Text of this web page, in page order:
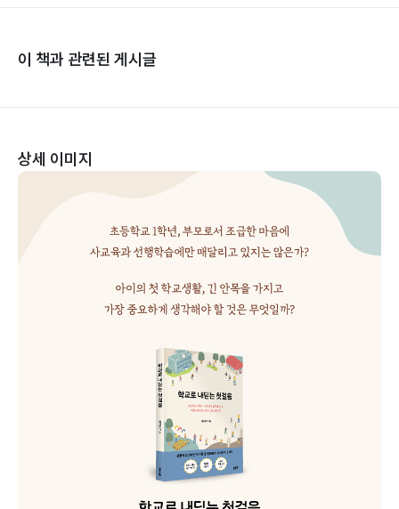
이 책과 관련된 게시글
상세 이미지